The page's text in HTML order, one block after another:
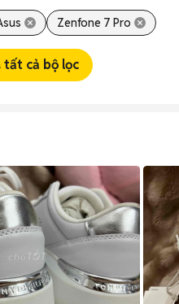
Zenfone 7 Pro
tất cả bộ lọc